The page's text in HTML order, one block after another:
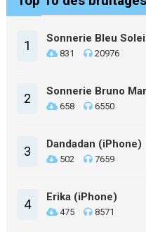
1 Sonnerie Bleu
831 20976
2 Sonnerie Bruno
658 6550
3 Dandadan (iPhone)
502 7659
4 Erika (iPhone)
475 8571